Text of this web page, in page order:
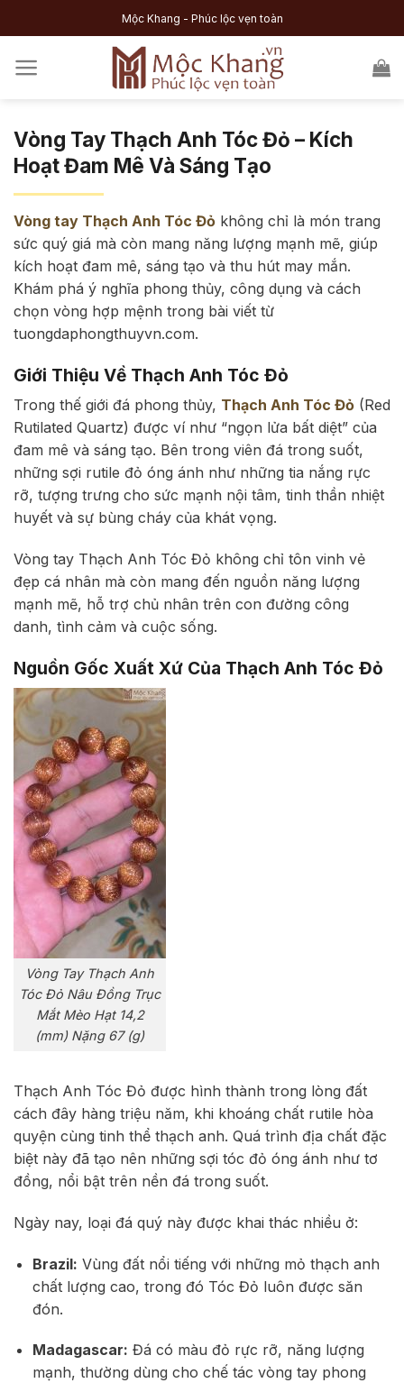
to
Mộc Khang - Phúc lộc vẹn toàn
Vòng Tay Thạch Anh Tóc Đỏ – Kích
Hoạt Đam Mê Và Sáng Tạo
Vòng tay Thạch Anh Tóc Đỏ không chỉ là món trang
sức quý giá mà còn mang năng lượng mạnh mẽ, giúp
kích hoạt đam mê, sáng tạo và thu hút may mắn.
Khám phá ý nghĩa phong thủy, công dụng và cách
chọn vòng hợp mệnh trong bài viết từ
tuongdaphongthuyvn.com.
Giới Thiệu Về Thạch Anh Tóc Đỏ
Trong thế giới đá phong thủy, Thạch Anh Tóc Đỏ (Red
Rutilated Quartz) được ví như “ngọn lửa bất diệt” của
đam mê và sáng tạo. Bên trong viên đá trong suốt,
những sợi rutile đỏ óng ánh như những tia nắng rực
rỡ, tượng trưng cho sức mạnh nội tâm, tinh thần nhiệt
huyết và sự bùng cháy của khát vọng.
Vòng tay Thạch Anh Tóc Đỏ không chỉ tôn vinh vẻ
đẹp cá nhân mà còn mang đến nguồn năng lượng
mạnh mẽ, hỗ trợ chủ nhân trên con đường công
danh, tình cảm và cuộc sống.
Nguồn Gốc Xuất Xứ Của Thạch Anh Tóc Đỏ
Vòng Tay Thạch Anh
Tóc Đỏ Nâu Đồng Trục
Mắt Mèo Hạt 14,2
(mm) Nặng 67 (g)
Thạch Anh Tóc Đỏ được hình thành trong lòng đất
cách đây hàng triệu năm, khi khoáng chất rutile hòa
quyện cùng tinh thể thạch anh. Quá trình địa chất đặc
biệt này đã tạo nên những sợi tóc đỏ óng ánh như tơ
đồng, nổi bật trên nền đá trong suốt.
Ngày nay, loại đá quý này được khai thác nhiều ở:
Brazil: Vùng đất nổi tiếng với những mỏ thạch anh
chất lượng cao, trong đó Tóc Đỏ luôn được săn
đón.
Madagascar: Đá có màu đỏ rực rỡ, năng lượng
mạnh, thường dùng cho chế tác vòng tay phong